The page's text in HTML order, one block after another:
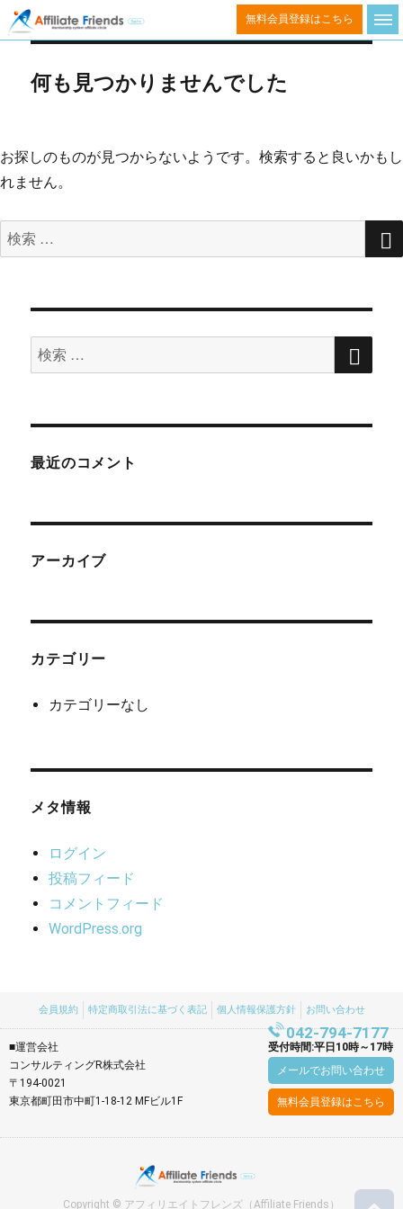
ン
ス
キ
プ
無料会員登録はこちら
何も見つかりませんでした
お探しのものが見つからないようです。検索すると良いかもし
れません。
検
索
検
索
象:
検
最近のコメント
アーカイブ
カテゴリー
カテゴリーなし
メタ情報
ログイン
投稿フィード
コメントフィード
WordPress.org
会員規約 特定商取引法に基づく表記 個人情報保護方針 お問い合わせ
■運営会社
コンサルティングR株式会社
〒194-0021
東京都町田市中町1-18-12 MFビル1F
042-794-7177
受付時間:平日10時～17時
メールでお問い合わせ
無料会員登録はこちら
Copyright © アフィリエイトフレンズ（Affiliate Friends）